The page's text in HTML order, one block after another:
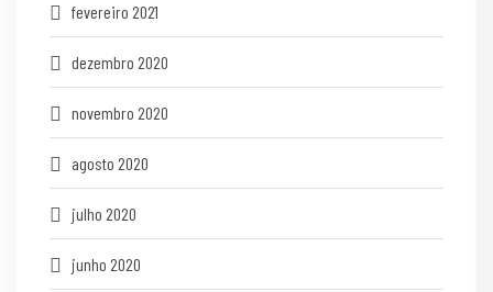
fevereiro 2021
dezembro 2020
novembro 2020
agosto 2020
julho 2020
junho 2020